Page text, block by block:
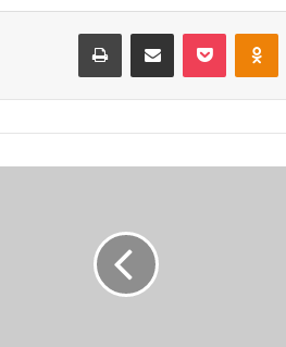
Odnoklassniki
بوكيت مشاركة عبر البريد طباعة